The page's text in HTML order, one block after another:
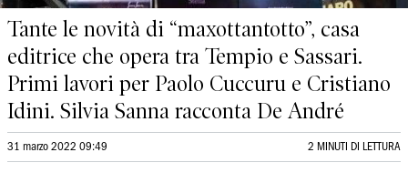
Tante le novità di “maxottantotto”, casa
editrice che opera tra Tempio e Sassari.
Primi lavori per Paolo Cuccuru e Cristiano
Idini. Silvia Sanna racconta De André
31 marzo 2022 09:49 2 MINUTI DI LETTURA